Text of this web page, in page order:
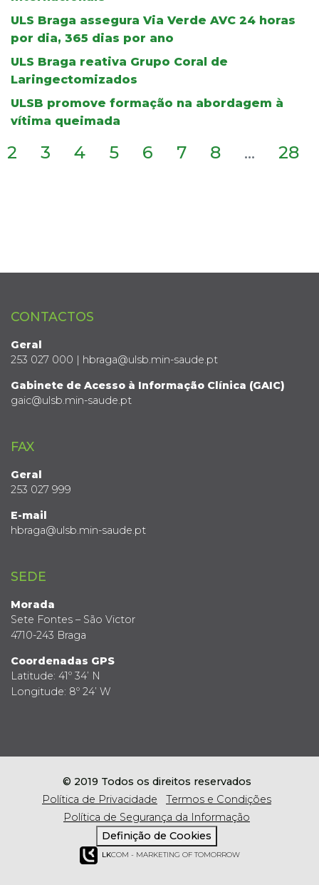
ULS Braga assegura Via Verde AVC 24 horas
por dia, 365 dias por ano
ULS Braga reativa Grupo Coral de
Laringectomizados
ULSB promove formação na abordagem à
vítima queimada
2 3 4 5 6 7 8 ... 28
CONTACTOS
Geral
253 027 000 | hbraga@ulsb.min-saude.pt
Gabinete de Acesso à Informação Clínica (GAIC)
gaic@ulsb.min-saude.pt
FAX
Geral
253 027 999
E-mail
hbraga@ulsb.min-saude.pt
SEDE
Morada
Sete Fontes – São Victor
4710-243 Braga
Coordenadas GPS
Latitude: 41º 34’ N
Longitude: 8º 24’ W
© 2019 Todos os direitos reservados
Política de Privacidade
Termos e Condições
Política de Segurança da Informação
Definição de Cookies
LKCOM - MARKETING OF TOMORROW